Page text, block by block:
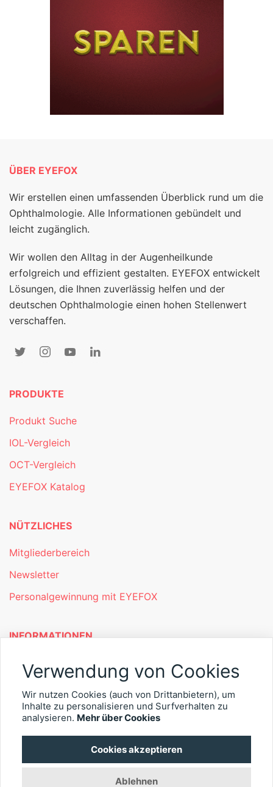
ÜBER EYEFOX
Wir erstellen einen umfassenden Überblick rund um die
Ophthalmologie. Alle Informationen gebündelt und
leicht zugänglich.
Wir wollen den Alltag in der Augenheilkunde
erfolgreich und effizient gestalten. EYEFOX entwickelt
Lösungen, die Ihnen zuverlässig helfen und der
deutschen Ophthalmologie einen hohen Stellenwert
verschaffen.
PRODUKTE
Produkt Suche
IOL-Vergleich
OCT-Vergleich
EYEFOX Katalog
NÜTZLICHES
Mitgliederbereich
Newsletter
Personalgewinnung mit EYEFOX
INFORMATIONEN
Was ist EYEFOX – Ihre Möglichkeiten
Kontakt
Verwendung von Cookies
Wir nutzen Cookies (auch von Drittanbietern), um
Inhalte zu personalisieren und Surfverhalten zu
analysieren. Mehr über Cookies
Cookies akzeptieren
Ablehnen